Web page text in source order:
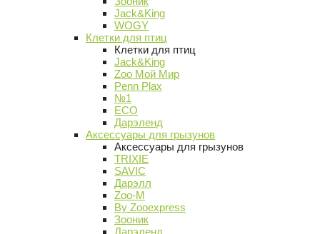
Jack&King
WOGY
Клетки для птиц
Клетки для птиц
Jack&King
Zoo Мой Мир
Penn Plax
№1
ECO
Дарэленд
Аксессуары для грызунов
Аксессуары для грызунов
TRIXIE
SAVIC
Дарэлл
Zoo-M
By Zooexpress
Зооник
Дарэленд